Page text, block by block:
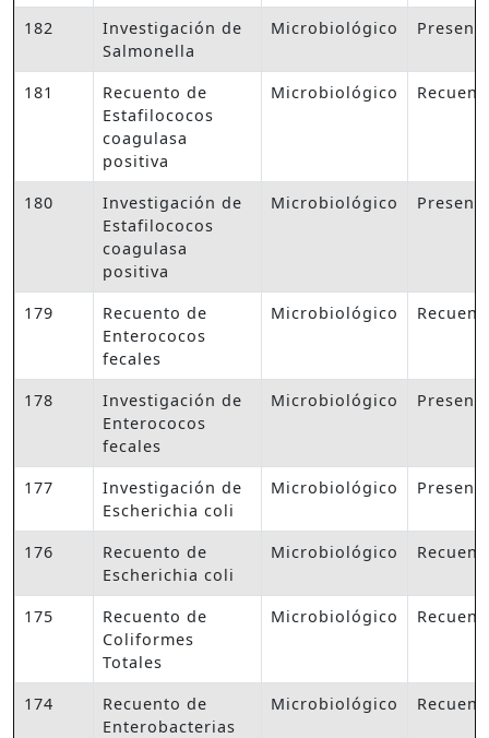
182
Investigación de
Salmonella
Microbiológico
181
Recuento de
Estafilococos
coagulasa
positiva
Microbiológico
180
Investigación de
Estafilococos
coagulasa
positiva
Microbiológico
179
Recuento de
Enterococos
fecales
Microbiológico
178
Investigación de
Enterococos
fecales
Microbiológico
177
Investigación de
Escherichia coli
Microbiológico
176
Recuento de
Escherichia coli
Microbiológico
175
Recuento de
Coliformes
Totales
Microbiológico
174
Recuento de
Enterobacterias
Microbiológico